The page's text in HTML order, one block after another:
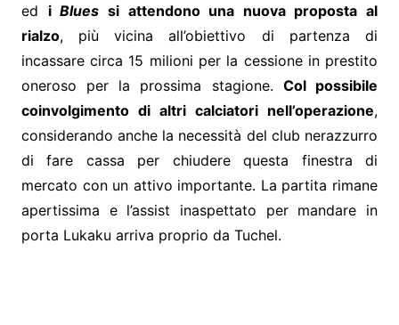
ed iBlues si attendono una nuova proposta al
rialzo, più vicina all’obiettivo di partenza di
incassare circa 15 milioni per la cessione in prestito
oneroso per la prossima stagione. Col possibile
coinvolgimento di altri calciatori nell’operazione,
considerando anche la necessità del club nerazzurro
di fare cassa per chiudere questa finestra di
mercato con un attivo importante. La partita rimane
apertissima e l’assist inaspettato per mandare in
porta Lukaku arriva proprio da Tuchel.